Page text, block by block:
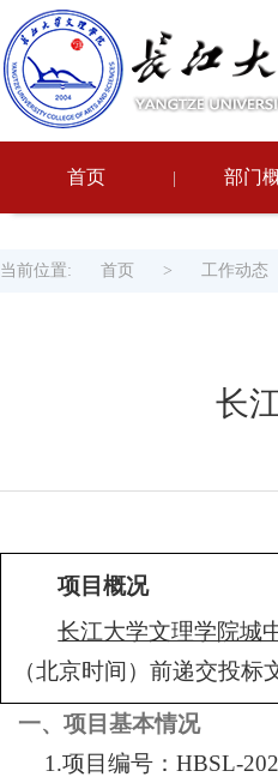
首页 部门
当前位置: 首页 > 工作动态
长
项目概况
长江大学文理学院城
（北京时间）前递交投标
一、项目基本情况
1.项目编号：HBSL-